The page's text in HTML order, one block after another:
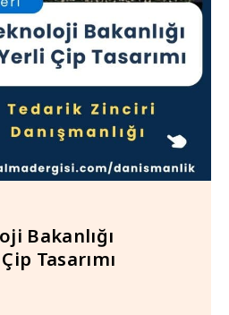
Bakanlığı
Tasarımı